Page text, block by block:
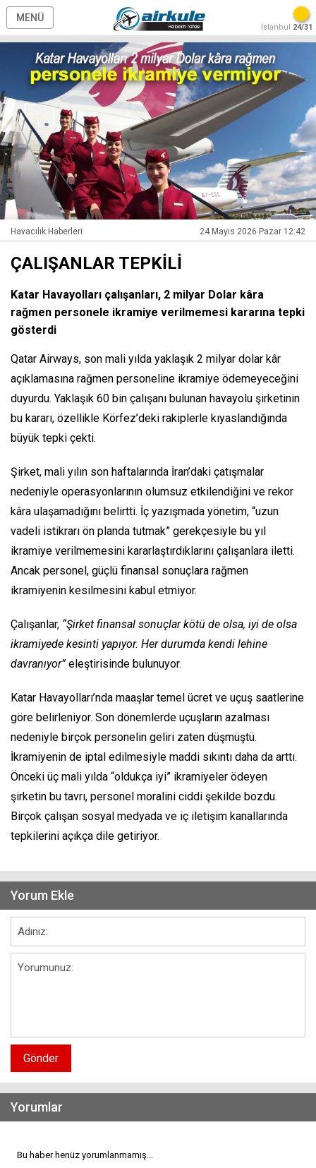
MENÜ
İstanbul 24/31
Havacılık Haberleri 24 Mayıs 2026 Pazar 12:42
ÇALIŞANLAR TEPKİLİ
Katar Havayolları çalışanları, 2 milyar Dolar kâra
rağmen personele ikramiye verilmemesi kararına tepki
gösterdi
Qatar Airways, son mali yılda yaklaşık 2 milyar dolar kâr
açıklamasına rağmen personeline ikramiye ödemeyeceğini
duyurdu. Yaklaşık 60 bin çalışanı bulunan havayolu şirketinin
bu kararı, özellikle Körfez’deki rakiplerle kıyaslandığında
büyük tepki çekti.
Şirket, mali yılın son haftalarında İran’daki çatışmalar
nedeniyle operasyonlarının olumsuz etkilendiğini ve rekor
kâra ulaşamadığını belirtti. İç yazışmada yönetim, “uzun
vadeli istikrarı ön planda tutmak” gerekçesiyle bu yıl
ikramiye verilmemesini kararlaştırdıklarını çalışanlara iletti.
Ancak personel, güçlü finansal sonuçlara rağmen
ikramiyenin kesilmesini kabul etmiyor.
Çalışanlar, “Şirket finansal sonuçlar kötü de olsa, iyi de olsa
ikramiyede kesinti yapıyor. Her durumda kendi lehine
davranıyor”eleştirisinde bulunuyor.
Katar Havayolları’nda maaşlar temel ücret ve uçuş saatlerine
göre belirleniyor. Son dönemlerde uçuşların azalması
nedeniyle birçok personelin geliri zaten düşmüştü.
İkramiyenin de iptal edilmesiyle maddi sıkıntı daha da arttı.
Önceki üç mali yılda “oldukça iyi” ikramiyeler ödeyen
şirketin bu tavrı, personel moralini ciddi şekilde bozdu.
Birçok çalışan sosyal medyada ve iç iletişim kanallarında
tepkilerini açıkça dile getiriyor.
Yorum Ekle
Gönder
Yorumlar
Bu haber henüz yorumlanmamış...